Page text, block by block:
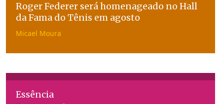
Roger Federer será homenageado no Hall
da Fama do Tênis em agosto
Micael Moura
Essência